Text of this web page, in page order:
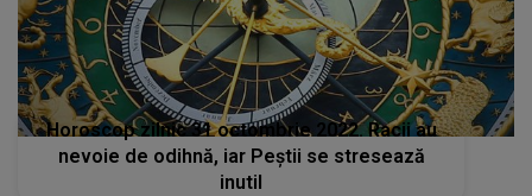
Horoscop zilnic 31 octombrie 2022. Racii au
nevoie de odihnă, iar Peștii se stresează
inutil